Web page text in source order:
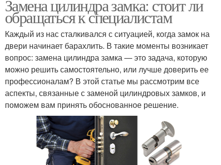
Замена цилиндра замка: стоит ли
обращаться к специалистам
Каждый из нас сталкивался с ситуацией, когда замок на
двери начинает барахлить. В такие моменты возникает
вопрос: замена цилиндра замка — это задача, которую
можно решить самостоятельно, или лучше доверить ее
профессионалам? В этой статье мы рассмотрим все
аспекты, связанные с заменой цилиндровых замков, и
поможем вам принять обоснованное решение.